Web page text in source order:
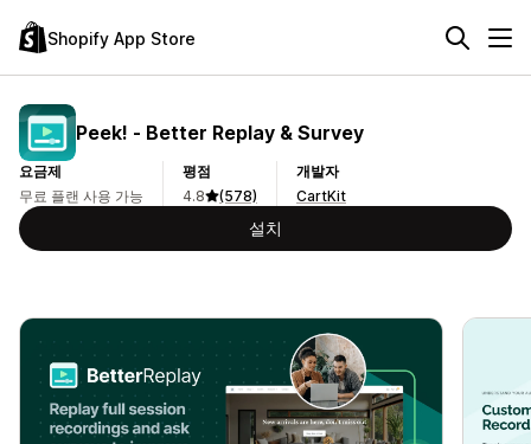
Shopify App Store
Peek! ‑ Better Replay & Survey
요금제
무료 플랜 사용 가능
평점
4.8
(578)
개발자
CartKit
설치